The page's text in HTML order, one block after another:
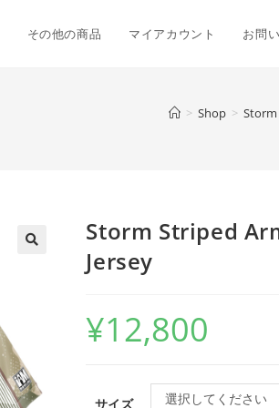
その他の商品 マイアカウント お問
> Shop > Storm
Storm Striped
Jersey
¥12,800
サイズ 選択してください